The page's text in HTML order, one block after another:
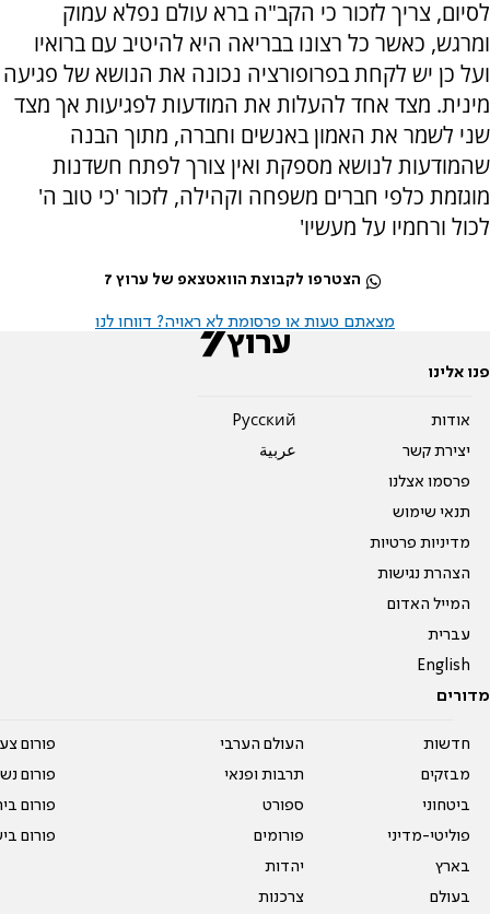
לסיום, צריך לזכור כי הקב"ה ברא עולם נפלא עמוק
ומרגש, כאשר כל רצונו בבריאה היא להיטיב עם ברואיו
ועל כן יש לקחת בפרופורציה נכונה את הנושא של פגיעה
מינית. מצד אחד להעלות את המודעות לפגיעות אך מצד
שני לשמר את האמון באנשים וחברה, מתוך הבנה
שהמודעות לנושא מספקת ואין צורך לפתח חשדנות
מוגזמת כלפי חברים משפחה וקהילה, לזכור 'כי טוב ה'
לכול ורחמיו על מעשיו'
הצטרפו לקבוצת הוואטצאפ של ערוץ 7
מצאתם טעות או פרסומת לא ראויה? דווחו לנו
פנו אלינו
אודות
יצירת קשר
פרסמו אצלנו
תנאי שימוש
מדיניות פרטיות
הצהרת נגישות
המייל האדום
עברית
English
Pусский
عربية
מדורים
חדשות
מבזקים
ביטחוני
פוליטי-מדיני
בארץ
בעולם
העולם הערבי
תרבות ופנאי
ספורט
פורומים
יהדות
צרכנות
פורום
פורום
פורום
פורום